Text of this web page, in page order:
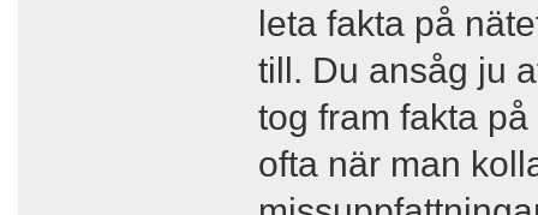
leta fakta på
till. Du ansåg ju
tog fram fakta
ofta när man